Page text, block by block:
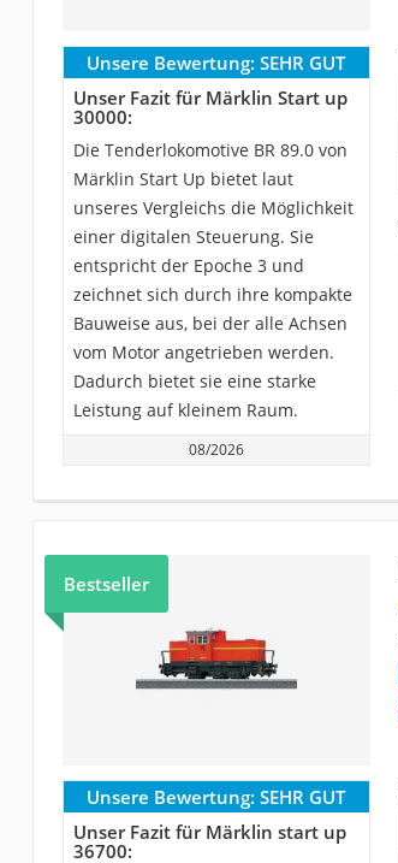
Unsere Bewertung: SEHR GUT
Unser Fazit für Märklin Start up
30000:
Die Tenderlokomotive BR 89.0 von
Märklin Start Up bietet laut
unseres Vergleichs die Möglichkeit
einer digitalen Steuerung. Sie
entspricht der Epoche 3 und
zeichnet sich durch ihre kompakte
Bauweise aus, bei der alle Achsen
vom Motor angetrieben werden.
Dadurch bietet sie eine starke
Leistung auf kleinem Raum.
08/2026
Bestseller
Unsere Bewertung: SEHR GUT
Unser Fazit für Märklin start up
36700: